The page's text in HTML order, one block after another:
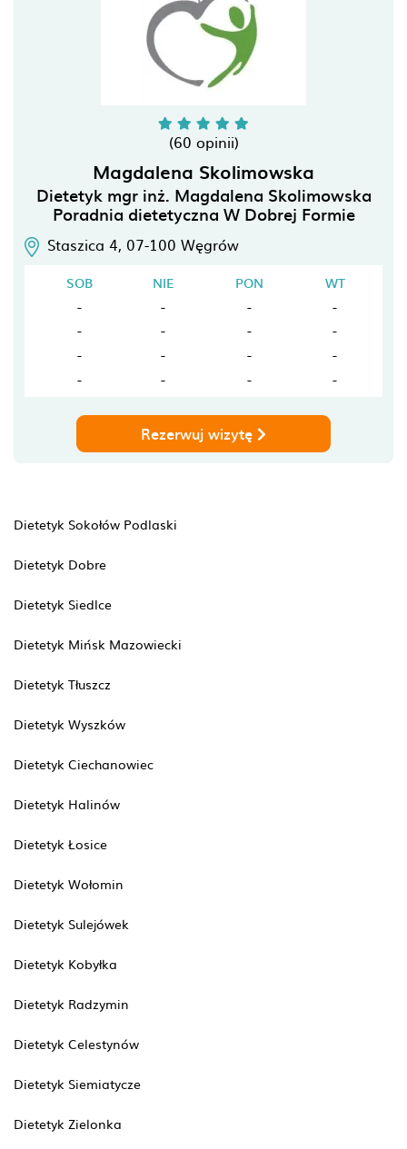
(60 opinii)
Magdalena Skolimowska
Dietetyk mgr inż. Magdalena Skolimowska
Poradnia dietetyczna W Dobrej Formie
Staszica 4, 07-100 Węgrów
SOB NIE PON
WT
-
- -
-
-
- -
-
-
- -
-
-
- - -
Rezerwuj wizytę
Dietetyk Sokołów Podlaski
Dietetyk Dobre
Dietetyk Siedlce
Dietetyk Mińsk Mazowiecki
Dietetyk Tłuszcz
Dietetyk Wyszków
Dietetyk Ciechanowiec
Dietetyk Halinów
Dietetyk Łosice
Dietetyk Wołomin
Dietetyk Sulejówek
Dietetyk Kobyłka
Dietetyk Radzymin
Dietetyk Celestynów
Dietetyk Siemiatycze
Dietetyk Zielonka